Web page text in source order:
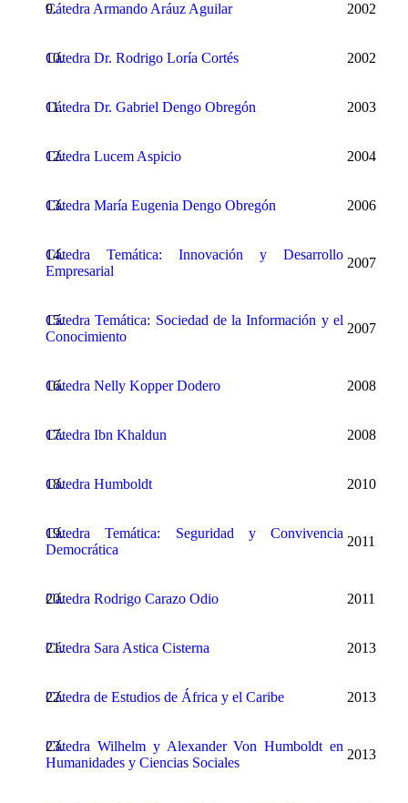
Cátedra Armando Aráuz Aguilar 2002
Cátedra Dr. Rodrigo Loría Cortés 2002
Cátedra Dr. Gabriel Dengo Obregón 2003
Cátedra Lucem Aspicio 2004
Cátedra María Eugenia Dengo Obregón 2006
Cátedra Temática: Innovación y Desarrollo
Empresarial
2007
Cátedra Temática: Sociedad de la Información y el
Conocimiento
2007
Cátedra Nelly Kopper Dodero 2008
Cátedra Ibn Khaldun 2008
Cátedra Humboldt 2010
Cátedra Temática: Seguridad y Convivencia
Democrática
2011
Cátedra Rodrigo Carazo Odio 2011
Cátedra Sara Astica Cisterna 2013
Cátedra de Estudios de África y el Caribe 2013
Cátedra Wilhelm y Alexander Von Humboldt en
Humanidades y Ciencias Sociales
2013